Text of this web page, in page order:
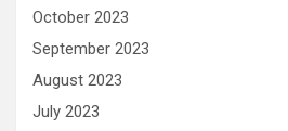
October 2023
September 2023
August 2023
July 2023